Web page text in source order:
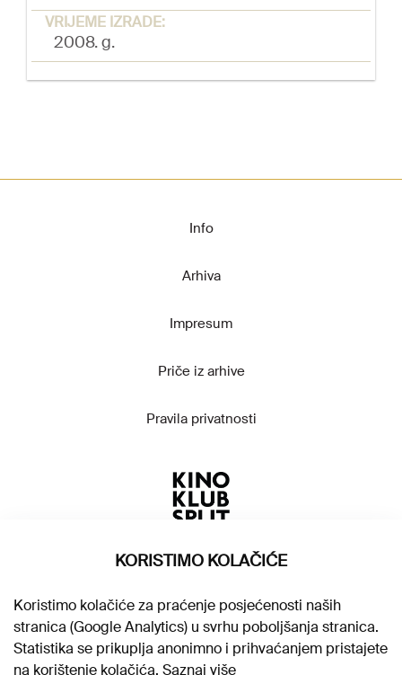
VRIJEME IZRADE:
2008. g.
Info
Arhiva
Impresum
Priče iz arhive
Pravila privatnosti
KORISTIMO KOLAČIĆE
Koristimo kolačiće za praćenje posjećenosti naših
stranica (Google Analytics) u svrhu poboljšanja stranica.
Statistika se prikuplja anonimno i prihvaćanjem pristajete
na korištenje kolačića. Saznaj više